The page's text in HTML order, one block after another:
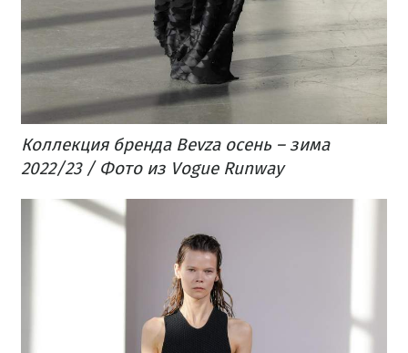
Коллекция бренда Bevza осень – зима
2022/23 / Фото из Vogue Runway